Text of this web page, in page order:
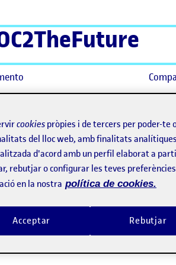
cookies pròpies i de tercers per poder-
del lloc web, amb finalitats
d'acord amb un perfil elaborat a
rebutjar o configurar les teves
en la nostra política de cookies.
Rebutjar
Acceptar